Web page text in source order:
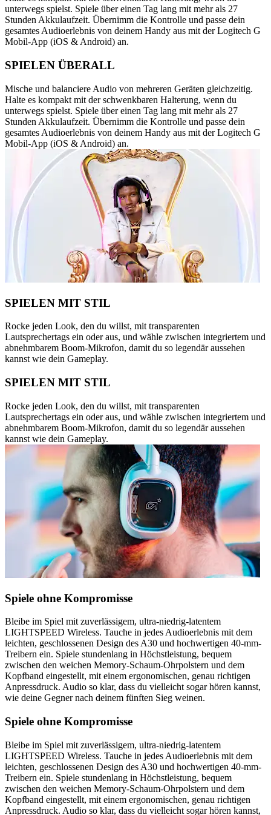
unterwegs spielst. Spiele über einen Tag lang mit mehr als 27
Stunden Akkulaufzeit. Übernimm die Kontrolle und passe dein
gesamtes Audioerlebnis von deinem Handy aus mit der Logitech G
Mobil-App (iOS & Android) an.
SPIELEN ÜBERALL
Mische und balanciere Audio von mehreren Geräten gleichzeitig.
Halte es kompakt mit der schwenkbaren Halterung, wenn du
unterwegs spielst. Spiele über einen Tag lang mit mehr als 27
Stunden Akkulaufzeit. Übernimm die Kontrolle und passe dein
gesamtes Audioerlebnis von deinem Handy aus mit der Logitech G
Mobil-App (iOS & Android) an.
SPIELEN MIT STIL
Rocke jeden Look, den du willst, mit transparenten
Lautsprechertags ein oder aus, und wähle zwischen integriertem und
abnehmbarem Boom-Mikrofon, damit du so legendär aussehen
kannst wie dein Gameplay.
SPIELEN MIT STIL
Rocke jeden Look, den du willst, mit transparenten
Lautsprechertags ein oder aus, und wähle zwischen integriertem und
abnehmbarem Boom-Mikrofon, damit du so legendär aussehen
kannst wie dein Gameplay.
Spiele ohne Kompromisse
Bleibe im Spiel mit zuverlässigem, ultra-niedrig-latentem
LIGHTSPEED Wireless. Tauche in jedes Audioerlebnis mit dem
leichten, geschlossenen Design des A30 und hochwertigen 40-mm-
Treibern ein. Spiele stundenlang in Höchstleistung, bequem
zwischen den weichen Memory-Schaum-Ohrpolstern und dem
Kopfband eingestellt, mit einem ergonomischen, genau richtigen
Anpressdruck. Audio so klar, dass du vielleicht sogar hören kannst,
wie deine Gegner nach deinem fünften Sieg weinen.
Spiele ohne Kompromisse
Bleibe im Spiel mit zuverlässigem, ultra-niedrig-latentem
LIGHTSPEED Wireless. Tauche in jedes Audioerlebnis mit dem
leichten, geschlossenen Design des A30 und hochwertigen 40-mm-
Treibern ein. Spiele stundenlang in Höchstleistung, bequem
zwischen den weichen Memory-Schaum-Ohrpolstern und dem
Kopfband eingestellt, mit einem ergonomischen, genau richtigen
Anpressdruck. Audio so klar, dass du vielleicht sogar hören kannst,